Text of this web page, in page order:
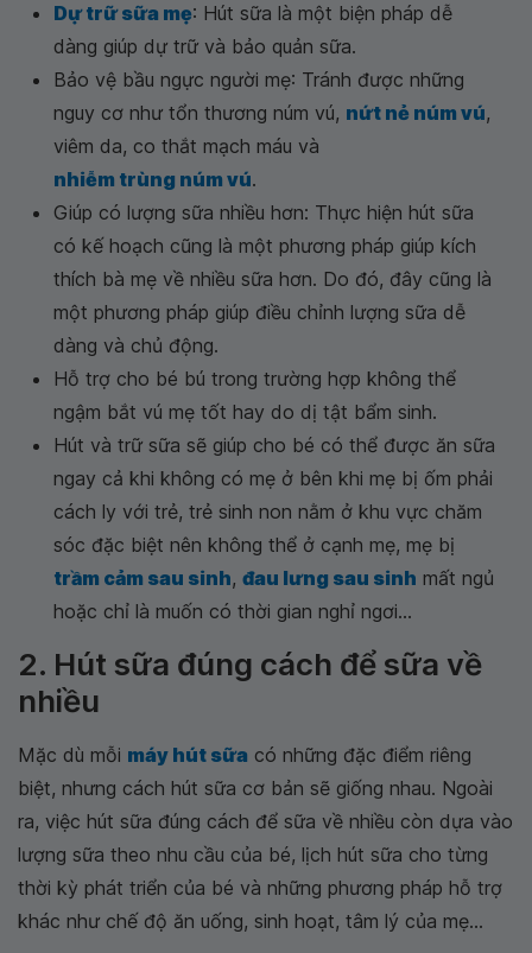
Dự trữ sữa mẹ: Hút sữa là một biện pháp dễ
dàng giúp dự trữ và bảo quản sữa.
Bảo vệ bầu ngực người mẹ: Tránh được những
nguy cơ như tổn thương núm vú, nứt nẻ núm vú,
viêm da, co thắt mạch máu và
nhiễm trùng núm vú.
Giúp có lượng sữa nhiều hơn: Thực hiện hút sữa
có kế hoạch cũng là một phương pháp giúp kích
thích bà mẹ về nhiều sữa hơn. Do đó, đây cũng là
một phương pháp giúp điều chỉnh lượng sữa dễ
dàng và chủ động.
Hỗ trợ cho bé bú trong trường hợp không thể
ngậm bắt vú mẹ tốt hay do dị tật bẩm sinh.
Hút và trữ sữa sẽ giúp cho bé có thể được ăn sữa
ngay cả khi không có mẹ ở bên khi mẹ bị ốm phải
cách ly với trẻ, trẻ sinh non nằm ở khu vực chăm
sóc đặc biệt nên không thể ở cạnh mẹ, mẹ bị
trầm cảm sau sinh, đau lưng sau sinh mất ngủ
hoặc chỉ là muốn có thời gian nghỉ ngơi...
2. Hút sữa đúng cách để sữa về
nhiều
Mặc dù mỗi máy hút sữa có những đặc điểm riêng
biệt, nhưng cách hút sữa cơ bản sẽ giống nhau. Ngoài
ra, việc hút sữa đúng cách để sữa về nhiều còn dựa vào
lượng sữa theo nhu cầu của bé, lịch hút sữa cho từng
thời kỳ phát triển của bé và những phương pháp hỗ trợ
khác như chế độ ăn uống, sinh hoạt, tâm lý của mẹ...